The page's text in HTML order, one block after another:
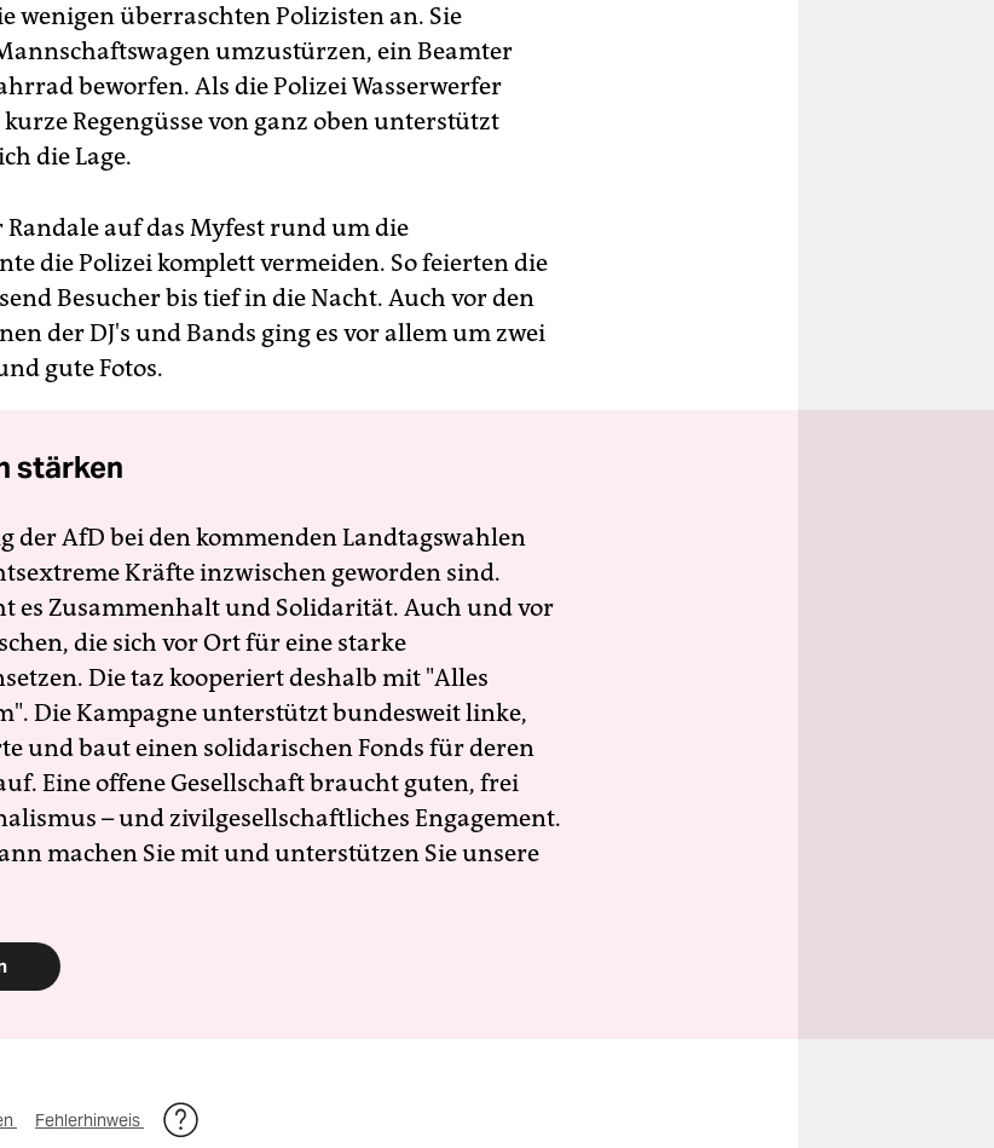
wenigen überraschten Polizisten an. Sie
umzustürzen, ein Beamter
beworfen. Als die Polizei Wasserwerfer
Regengüsse von ganz oben unterstützt
die Lage.
auf das Myfest rund um die
die Polizei komplett vermeiden. So feierten die
Besucher bis tief in die Nacht. Auch vor den
der DJ's und Bands ging es vor allem um zwei
gute Fotos.
stärken
der AfD bei den kommenden Landtagswahlen
Kräfte inzwischen geworden sind.
es Zusammenhalt und Solidarität. Auch und vor
die sich vor Ort für eine starke
Die taz kooperiert deshalb mit "Alles
Die Kampagne unterstützt bundesweit linke,
und baut einen solidarischen Fonds für deren
Eine offene Gesellschaft braucht guten, frei
– und zivilgesellschaftliches Engagement.
machen Sie mit und unterstützen Sie unsere
Fehlerhinweis